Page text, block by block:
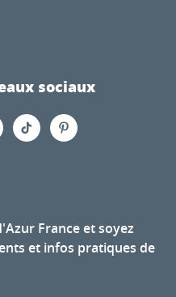
sociaux
France et soyez
et infos pratiques de